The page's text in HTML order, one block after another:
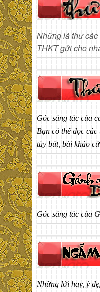
Những lá thư
THKT gửi cho
Góc sáng tác của
Bạn có thể đọc các
tùy bút, bài khảo
Góc sáng tác của
Những lời hay, ý